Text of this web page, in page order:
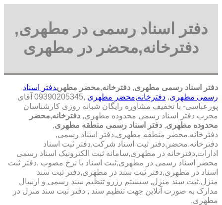
دفتر اسناد رسمی در مطهری,
دفترخانه,محضر در مطهری
دفتر اسناد رسمی مطهری, دفترخانه,محضر مطهریدفتر اسناد
رسمی مطهری, دفترخانه,محضر مطهری
,09390205345 آقای
پورعباسی- با تخفیف مشاوره رايگان شبانه روزی کارشناسان
مجرب دفتر اسناد رسمی محدوده مطهری, دفترخانه,محضر
محدوده مطهری, دفتر اسناد رسمی منطقه مطهری,
دفترخانه,محضر منطقه مطهری,دفتر اسناد رسمی,
دفترخانه,محضر,دفتر ثبت اسناد شرکت,دفتر ثبت اسناد
ادارات,دفترخانه در مطهری,سامانه ثبت الکترونیک اسناد رسمی
محضر اسناد رسمی در مطهری,ثبت اسناد با نرخ مصوب ,دفتر ثبت
اسناد در مطهری,دفتر ثبت سند در مطهری,دفتر ثبت سند
منزل,ثبت سند منزل, سیستم رزرو تنظیم سند رسمی و ارسال
مدارک به صورت آنلاین جهت تنظیم سند , دفتر ثبت سند منزل در
مطهری,